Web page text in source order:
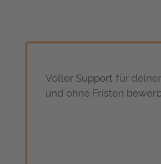
Voller Support für
und ohne Fristen